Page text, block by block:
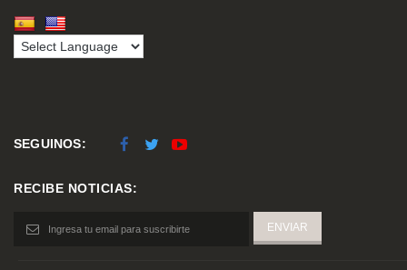
SEGUINOS:
RECIBE NOTICIAS: